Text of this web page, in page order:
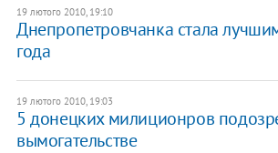
19 лютого 2010, 19:10
Днепропетровчанка стала
года
19 лютого 2010, 19:03
5 донецких милиционров
вымогательстве